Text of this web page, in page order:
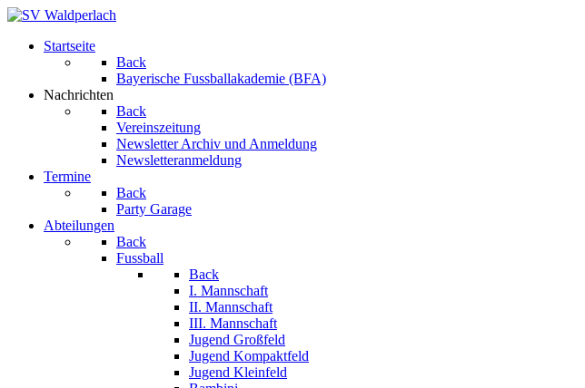
Startseite
Back
Bayerische Fussballakademie (BFA)
Nachrichten
Back
Vereinszeitung
Newsletter Archiv und Anmeldung
Newsletteranmeldung
Termine
Back
Party Garage
Abteilungen
Back
Fussball
Back
I. Mannschaft
II. Mannschaft
III. Mannschaft
Jugend Großfeld
Jugend Kompaktfeld
Jugend Kleinfeld